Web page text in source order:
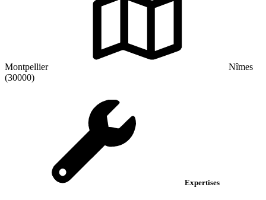
Montpellier
Nîmes
(30000)
Expertises